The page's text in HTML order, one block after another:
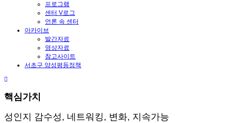
프로그램
센터 V로그
언론 속 센터
아카이브
발간자료
영상자료
참고사이트
서초구 양성평등정책
핵심가치
성인지 감수성, 네트워킹, 변화, 지속가능